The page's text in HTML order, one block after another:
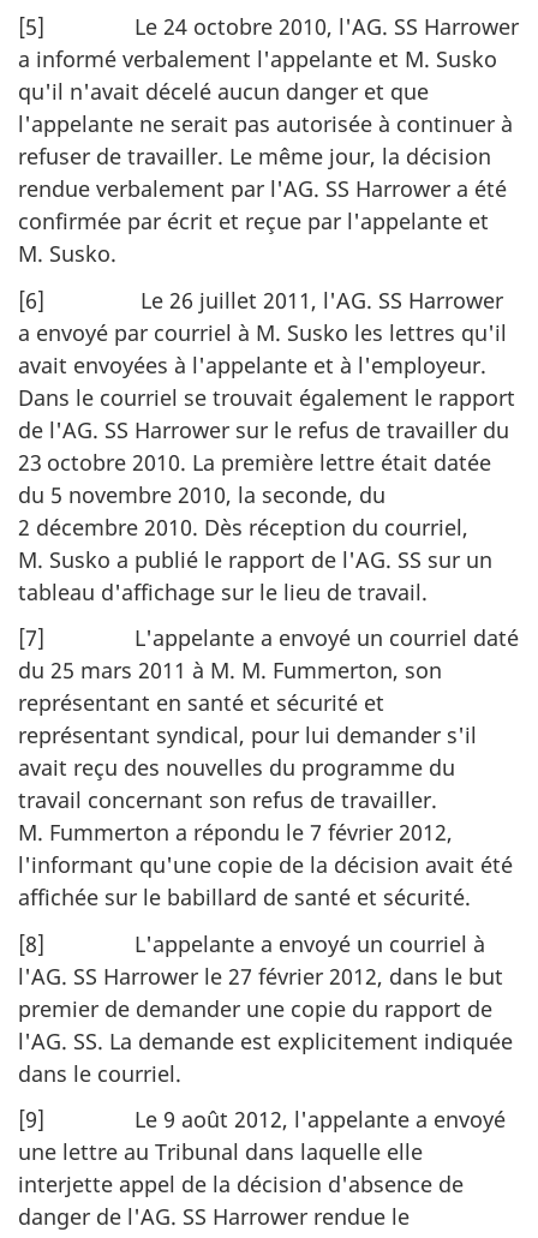
[5] Le 24 octobre 2010, l'AG. SS Harrower
a informé verbalement l'appelante et M. Susko
qu'il n'avait décelé aucun danger et que
l'appelante ne serait pas autorisée à continuer à
refuser de travailler. Le même jour, la décision
rendue verbalement par l'AG. SS Harrower a été
confirmée par écrit et reçue par l'appelante et
M. Susko.
[6] Le 26 juillet 2011, l'AG. SS Harrower
a envoyé par courriel à M. Susko les lettres qu'il
avait envoyées à l'appelante et à l'employeur.
Dans le courriel se trouvait également le rapport
de l'AG. SS Harrower sur le refus de travailler du
23 octobre 2010. La première lettre était datée
du 5 novembre 2010, la seconde, du
2 décembre 2010. Dès réception du courriel,
M. Susko a publié le rapport de l'AG. SS sur un
tableau d'affichage sur le lieu de travail.
[7] L'appelante a envoyé un courriel daté
du 25 mars 2011 à M. M. Fummerton, son
représentant en santé et sécurité et
représentant syndical, pour lui demander s'il
avait reçu des nouvelles du programme du
travail concernant son refus de travailler.
M. Fummerton a répondu le 7 février 2012,
l'informant qu'une copie de la décision avait été
affichée sur le babillard de santé et sécurité.
[8] L'appelante a envoyé un courriel à
l'AG. SS Harrower le 27 février 2012, dans le but
premier de demander une copie du rapport de
l'AG. SS. La demande est explicitement indiquée
dans le courriel.
[9] Le 9 août 2012, l'appelante a envoyé
une lettre au Tribunal dans laquelle elle
interjette appel de la décision d'absence de
danger de l'AG. SS Harrower rendue le